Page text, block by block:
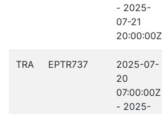
- 2025-
07-21
20:00:00Z
TRA EPTR737
2025-07-
20
07:00:00Z
- 2025-